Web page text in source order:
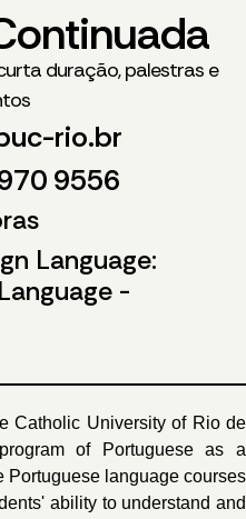
duração, palestras e
rio.br
9556
Language:
-
Catholic University of Rio de
of Portuguese as a
Portuguese language courses
ability to understand and